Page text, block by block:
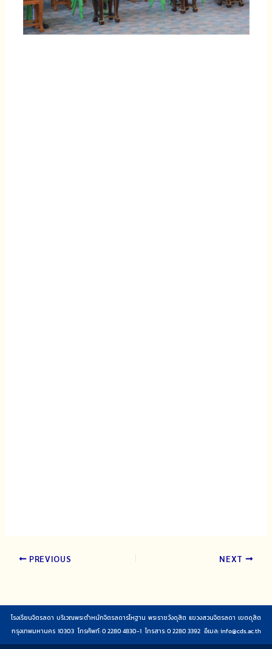
PREVIOUS NEXT
โรงเรียนจิตรลดา บริเวณพระตำหนักจิตรลดารโหฐาน พระราชวังดุสิต แขวงสวนจิตรลดา เขตดุสิต
กรุงเทพมหานคร 10303 โทรศัพท์: 0 2280 4830-1 โทรสาร: 0 2280 3392 อีเมล:info@cds.ac.th